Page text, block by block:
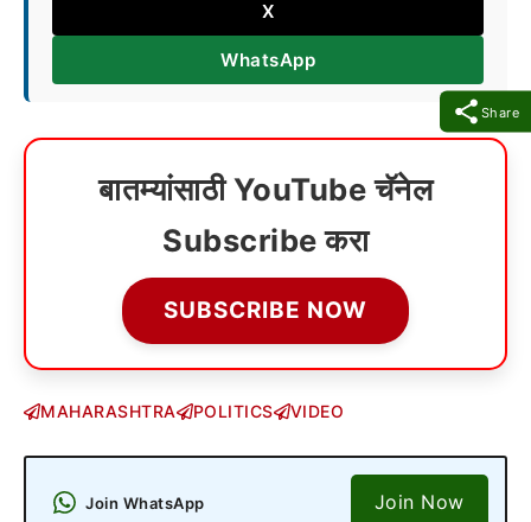
Share
X
WhatsApp
बातम्यांसाठी YouTube चॅनेल
Subscribe करा
SUBSCRIBE NOW
MAHARASHTRA POLITICS VIDEO
Join WhatsApp Join Now